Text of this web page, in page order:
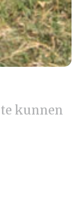
kunnen